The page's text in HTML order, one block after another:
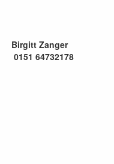
Birgitt Zanger
0151 64732178